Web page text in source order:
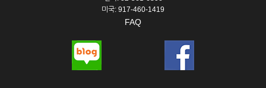
미국: 917-460-1419
FAQ